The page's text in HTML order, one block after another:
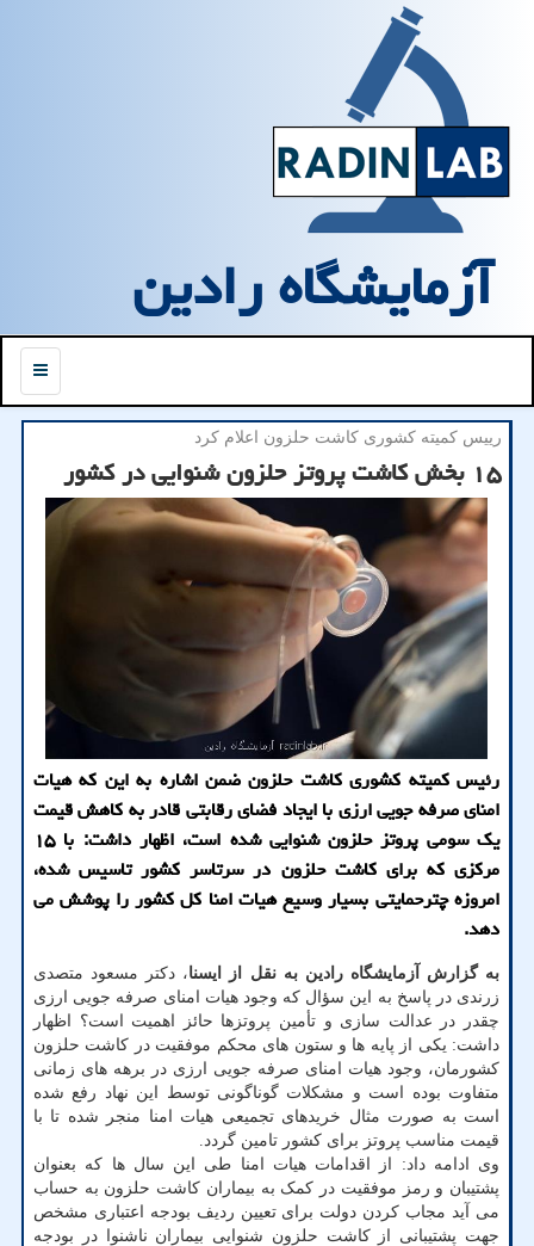
آزمایشگاه رادین
منو
رییس كمیته كشوری كاشت حلزون اعلام كرد
۱۵ بخش کاشت پروتز حلزون شنوایی در کشور
رئیس کمیته کشوری کاشت حلزون ضمن اشاره به این که هیات
امنای صرفه جویی ارزی با ایجاد فضای رقابتی قادر به کاهش قیمت
یک سومی پروتز حلزون شنوایی شده است، اظهار داشت: با ۱۵
مرکزی که برای کاشت حلزون در سرتاسر کشور تاسیس شده،
امروزه چترحمایتی بسیار وسیع هیات امنا کل کشور را پوشش می
دهد.
به گزارش آزمایشگاه رادین به نقل از ایسنا، دکتر مسعود متصدی
زرندی در پاسخ به این سؤال که وجود هیات امنای صرفه جویی ارزی
چقدر در عدالت سازی و تأمین پروتزها حائز اهمیت است؟ اظهار
داشت: یکی از پایه ها و ستون های محکم موفقیت در کاشت حلزون
کشورمان، وجود هیات امنای صرفه جویی ارزی در برهه های زمانی
متفاوت بوده است و مشکلات گوناگونی توسط این نهاد رفع شده
است به صورت مثال خریدهای تجمیعی هیات امنا منجر شده تا با
قیمت مناسب پروتز برای کشور تامین گردد.
وی ادامه داد: از اقدامات هیات امنا طی این سال ها که بعنوان
پشتیبان و رمز موفقیت در کمک به بیماران کاشت حلزون به حساب
می آید مجاب کردن دولت برای تعیین ردیف بودجه اعتباری مشخص
جهت پشتیبانی از کاشت حلزون شنوایی بیماران ناشنوا در بودجه